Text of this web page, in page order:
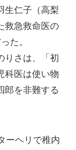
生仁子（高梨
救急救命医の
た。
りさは、「初
科医は使い物
郎を非難する
ーヘリで稚内